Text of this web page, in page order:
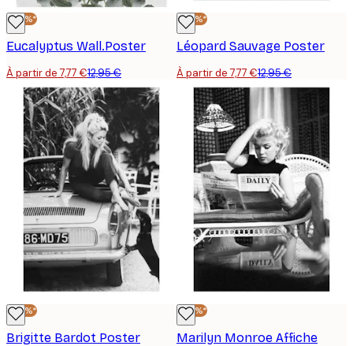
-40%*
Eucalyptus Wall.Poster
À partir de 7,77 €12,95 €
-40%*
Léopard Sauvage Poster
À partir de 7,77 €12,95 €
-40%*
Brigitte Bardot Poster
-40%*
Marilyn Monroe Affiche